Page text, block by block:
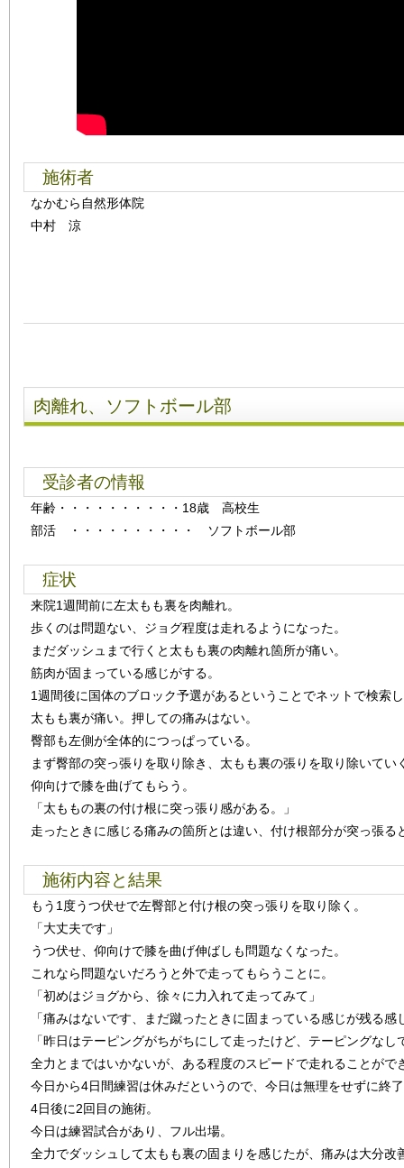
施術者
なかむら自然形体院
中村 涼
肉離れ、ソフトボール部
受診者の情報
年齢 ・・・・・・・・・・ 18歳 高校生
部活 ・・・・・・・・・・ ソフトボール部
症状
来院1週間前に左太もも裏を肉離れ。
歩くのは問題ない、ジョグ程度は走れるようになった。
まだダッシュまで行くと太もも裏の肉離れ箇所が痛い。
筋肉が固まっている感じがする。
1週間後に国体のブロック予選があるということでネットで検索
太もも裏が痛い。押しての痛みはない。
臀部も左側が全体的につっぱっている。
まず臀部の突っ張りを取り除き、太もも裏の張りを取り除いてい
仰向けで膝を曲げてもらう。
「太ももの裏の付け根に突っ張り感がある。」
走ったときに感じる痛みの箇所とは違い、付け根部分が突っ張る
施術内容と結果
もう1度うつ伏せで左臀部と付け根の突っ張りを取り除く。
「大丈夫です」
うつ伏せ、仰向けで膝を曲げ伸ばしも問題なくなった。
これなら問題ないだろうと外で走ってもらうことに。
「初めはジョグから、徐々に力入れて走ってみて」
「痛みはないです、まだ蹴ったときに固まっている感じが残る感
「昨日はテーピングがちがちにして走ったけど、テーピングなし
全力とまではいかないが、ある程度のスピードで走れることがで
今日から4日間練習は休みだというので、今日は無理をせずに終
4日後に2回目の施術。
今日は練習試合があり、フル出場。
全力でダッシュして太もも裏の固まりを感じたが、痛みは大分改